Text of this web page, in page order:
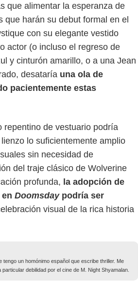
que alimentar la esperanza de
que harán su debut formal en el
con su elegante vestido
actor (o incluso el regreso de
y cinturón amarillo, o a una Jean
desataría una ola de
pacientemente estas
repentino de vestuario podría
lo suficientemente amplio
sin necesidad de
del traje clásico de Wolverine
profunda, la adopción de
Doomsdaypodría ser
visual de la rica historia
un homónimo español que escribe thriller. Me
debilidad por el cine de M. Night Shyamalan.